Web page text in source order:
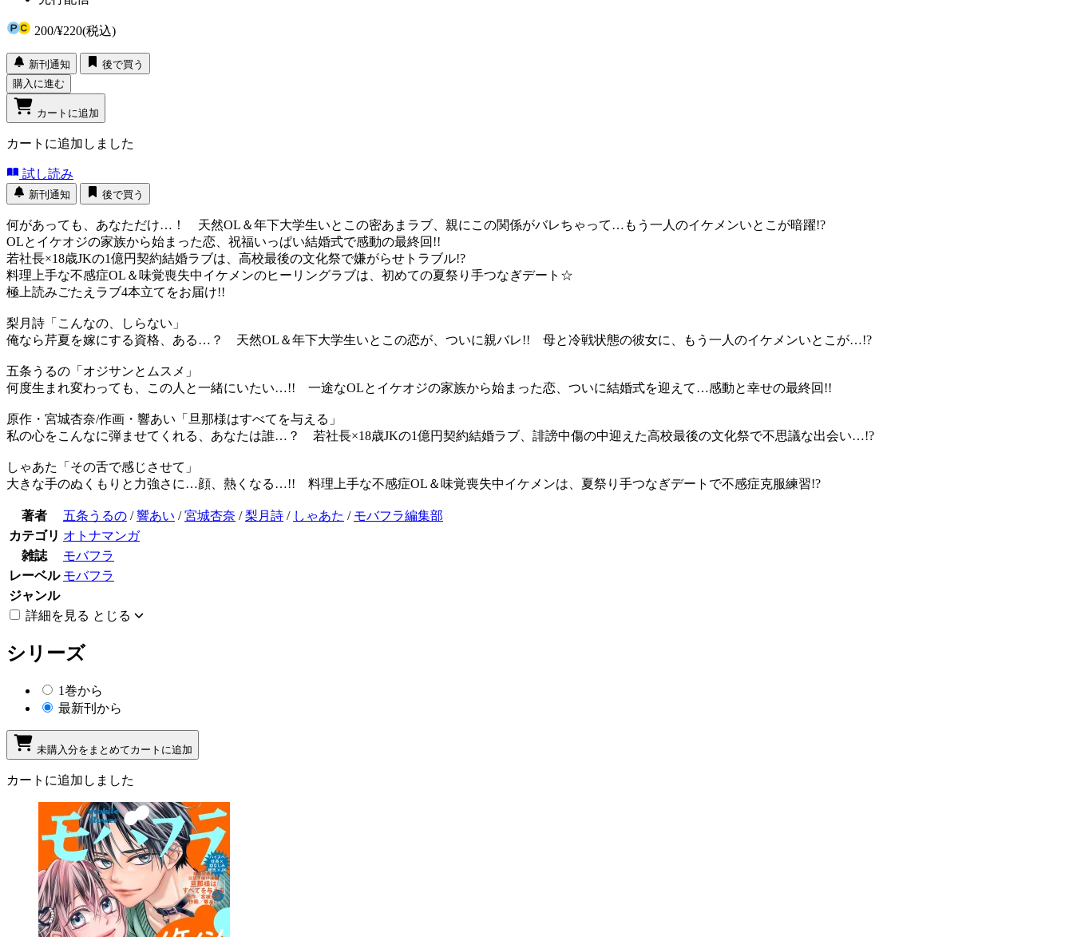
200/¥220(税込)
新刊通知
後で買う
購入に進む
カートに追加
カートに追加しました
試し読み
新刊通知 後で買う
何があっても、あなただけ…！ 天然OL＆年下大学生いとこの密あまラブ、親にこの関係がバレちゃって…もう一人のイケメンいとこが暗躍!?
OLとイケオジの家族から始まった恋、祝福いっぱい結婚式で感動の最終回!!
若社長×18歳JKの1億円契約結婚ラブは、高校最後の文化祭で嫌がらせトラブル!?
料理上手な不感症OL＆味覚喪失中イケメンのヒーリングラブは、初めての夏祭り手つなぎデート☆
極上読みごたえラブ4本立てをお届け!!
梨月詩「こんなの、しらない」
俺なら芹夏を嫁にする資格、ある…？ 天然OL＆年下大学生いとこの恋が、ついに親バレ!! 母と冷戦状態の彼女に、もう一人のイケメンいとこが…!?
五条うるの「オジサンとムスメ」
何度生まれ変わっても、この人と一緒にいたい…!! 一途なOLとイケオジの家族から始まった恋、ついに結婚式を迎えて…感動と幸せの最終回!!
原作・宮城杏奈/作画・響あい「旦那様はすべてを与える」
私の心をこんなに弾ませてくれる、あなたは誰…？ 若社長×18歳JKの1億円契約結婚ラブ、誹謗中傷の中迎えた高校最後の文化祭で不思議な出会い…!?
しゃあた「その舌で感じさせて」
大きな手のぬくもりと力強さに…顔、熱くなる…!! 料理上手な不感症OL＆味覚喪失中イケメンは、夏祭り手つなぎデートで不感症克服練習!?
著者 五条うるの /響あい /宮城杏奈 /梨月詩 / しゃあた / モバフラ編集部
カテゴリ オトナマンガ
雑誌
モバフラ
レーベル モバフラ
ジャンル
詳細を見る とじる
シリーズ
1巻から
最新刊から
未購入分をまとめてカートに追加
カートに追加しました